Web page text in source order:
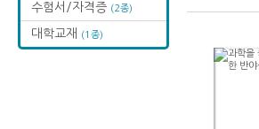
수험서/자격증 (2종)
대학교재 (1종)